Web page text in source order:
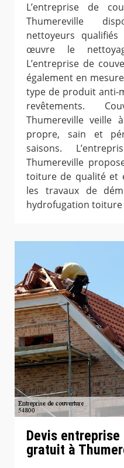
L’entreprise de
Thumereville
nettoyeurs
œuvre le
L’entreprise de
également en
type de produit anti-
revêtements.
Thumereville
propre, sain et
saisons.
Thumereville
toiture de qualité et
les travaux de
hydrofugation toiture
Devis
gratuit à